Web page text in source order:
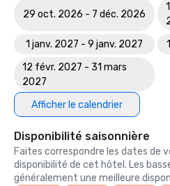
29 oct. 2026 - 7 déc. 2026
1 janv. 2027 - 9 janv. 2027
12 févr. 2027 - 31 mars
2027
Afficher le calendrier
Disponibilité saisonnière
Faites correspondre les dates de
disponibilité de cet hôtel. Les
généralement une meilleure